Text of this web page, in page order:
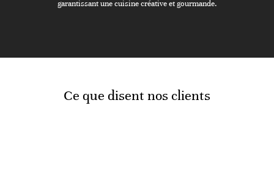
garantissant une cuisine créative et gourmande.
Ce que disent nos clients